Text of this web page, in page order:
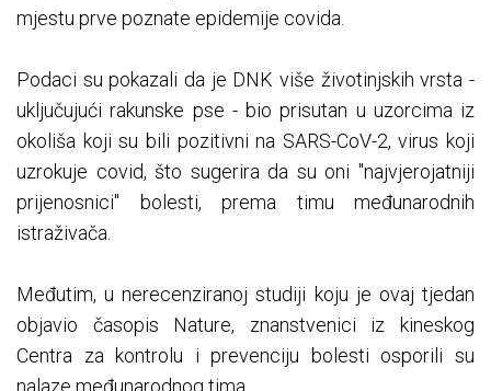
mjestu prve poznate epidemije covida.
Podaci su pokazali da je DNK više životinjskih vrsta -
uključujući rakunske pse - bio prisutan u uzorcima iz
okoliša koji su bili pozitivni na SARS-CoV-2, virus koji
uzrokuje covid, što sugerira da su oni "najvjerojatniji
prijenosnici" bolesti, prema timu međunarodnih
istraživača.
Međutim, u nerecenziranoj studiji koju je ovaj tjedan
objavio časopis Nature, znanstvenici iz kineskog
Centra za kontrolu i prevenciju bolesti osporili su
nalaze međunarodnog tima.